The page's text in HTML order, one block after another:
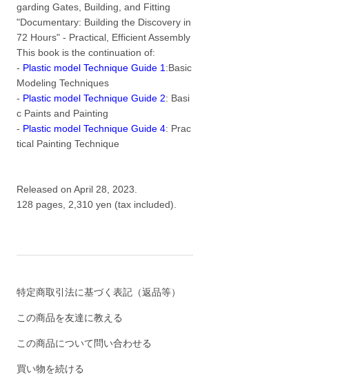
garding Gates, Building, and Fitting
"Documentary: Building the Discovery in
72 Hours" - Practical, Efficient Assembly
This book is the continuation of:
- Plastic model Technique Guide 1 :Basic
Modeling Techniques
- Plastic model Technique Guide 2: Basi
c Paints and Painting
- Plastic model Technique Guide 4: Prac
tical Painting Technique
Released on April 28, 2023.
128 pages, 2,310 yen (tax included).
特定商取引法に基づく表記（返品等）
この商品を友達に教える
この商品について問い合わせる
買い物を続ける